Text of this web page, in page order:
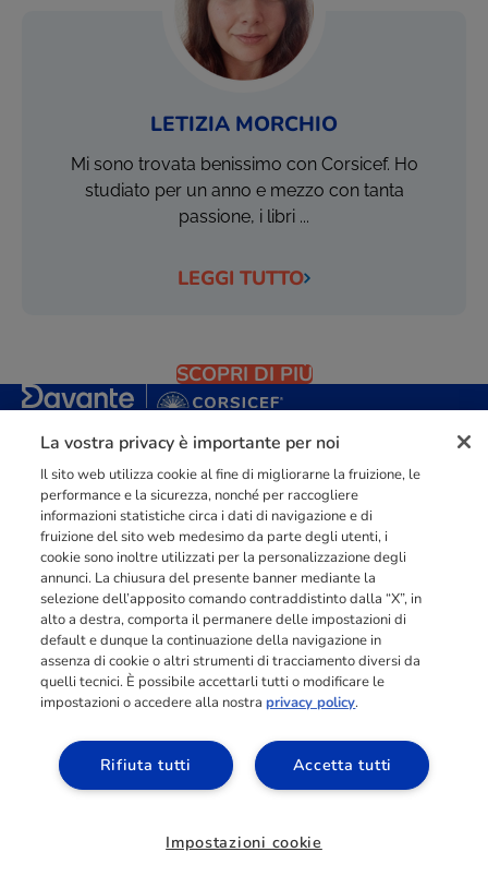
LETIZIA MORCHIO
Mi sono trovata benissimo con Corsicef. Ho
studiato per un anno e mezzo con tanta
passione, i libri ...
LEGGI TUTTO
SCOPRI DI PIÙ
Punto di riferimento didimensione europeanella
orientata al mercato del lavoro con più di
raggiunti e formati all’anno tra Spagna, Portogallo e Italia.
03211992123
INFORMAZIONI
RISORSE
ACCESSO AREA
Richiedi informazioni
La vostra privacy è importante per noi
Il sito web utilizza cookie al fine di migliorarne la fruizione, le
performance e la sicurezza, nonché per raccogliere
informazioni statistiche circa i dati di navigazione e di
fruizione del sito web medesimo da parte degli utenti, i
cookie sono inoltre utilizzati per la personalizzazione degli
annunci. La chiusura del presente banner mediante la
selezione dell’apposito comando contraddistinto dalla “X”, in
alto a destra, comporta il permanere delle impostazioni di
default e dunque la continuazione della navigazione in
assenza di cookie o altri strumenti di tracciamento diversi da
quelli tecnici. È possibile accettarli tutti o modificare le
impostazioni o accedere alla nostraprivacy policy.
Accetta tutti
Rifiuta tutti
Impostazioni cookie